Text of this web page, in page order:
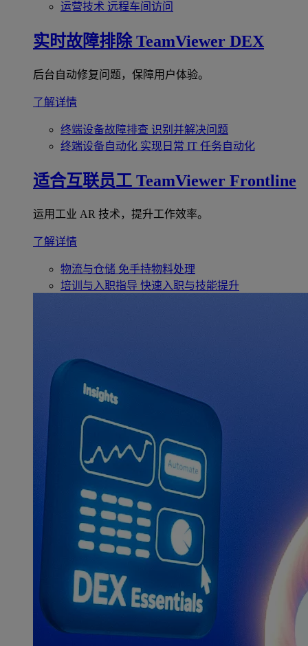
运营技术 远程车间访问
实时故障排除 TeamViewer DEX
后台自动修复问题，保障用户体验。
了解详情
终端设备故障排查 识别并解决问题
终端设备自动化 实现日常 IT 任务自动化
适合互联员工 TeamViewer Frontline
运用工业 AR 技术，提升工作效率。
了解详情
物流与仓储 免手持物料处理
培训与入职指导 快速入职与技能提升